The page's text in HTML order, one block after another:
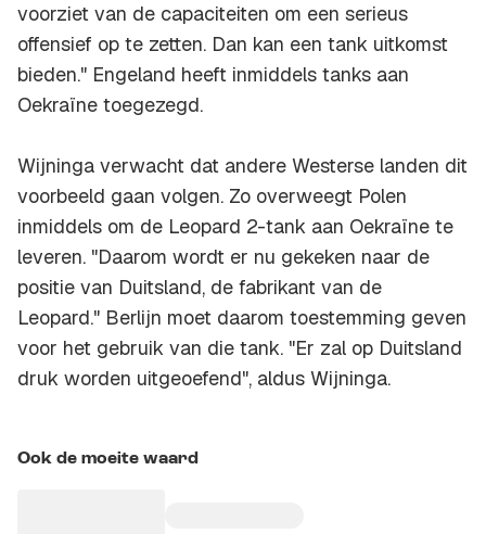
voorziet van de capaciteiten om een serieus
offensief op te zetten. Dan kan een tank uitkomst
bieden." Engeland heeft inmiddels tanks aan
Oekraïne toegezegd.
Wijninga verwacht dat andere Westerse landen dit
voorbeeld gaan volgen. Zo overweegt Polen
inmiddels om de Leopard 2-tank aan Oekraïne te
leveren. "Daarom wordt er nu gekeken naar de
positie van Duitsland, de fabrikant van de
Leopard." Berlijn moet daarom toestemming geven
voor het gebruik van die tank. "Er zal op Duitsland
druk worden uitgeoefend", aldus Wijninga.
Ook de moeite waard